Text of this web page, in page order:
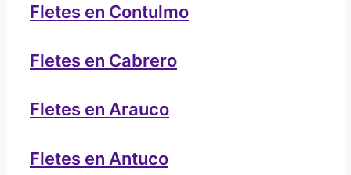
Fletes en Contulmo
Fletes en Cabrero
Fletes en Arauco
Fletes en Antuco